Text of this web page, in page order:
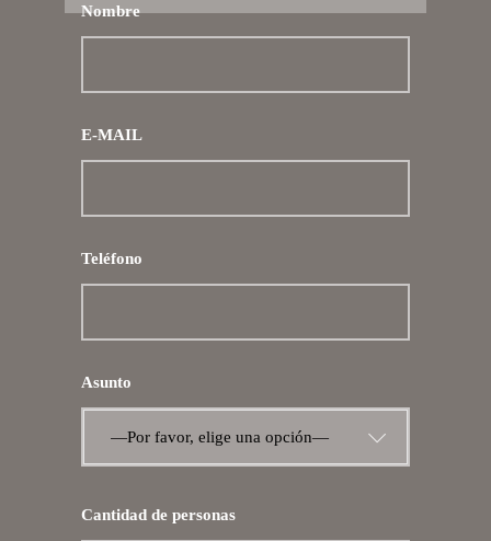
Nombre
E-MAIL
Teléfono
Asunto
—Por favor, elige una opción—
Cantidad de personas